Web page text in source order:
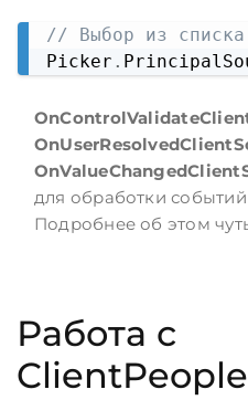
// Выбор из списка
Picker .
для обработки
Подробнее об этом
Работа с